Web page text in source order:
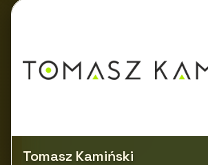
Tomasz Kamiński